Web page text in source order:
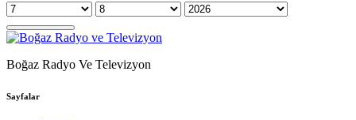
Boğaz Radyo Ve Televizyon
Sayfalar